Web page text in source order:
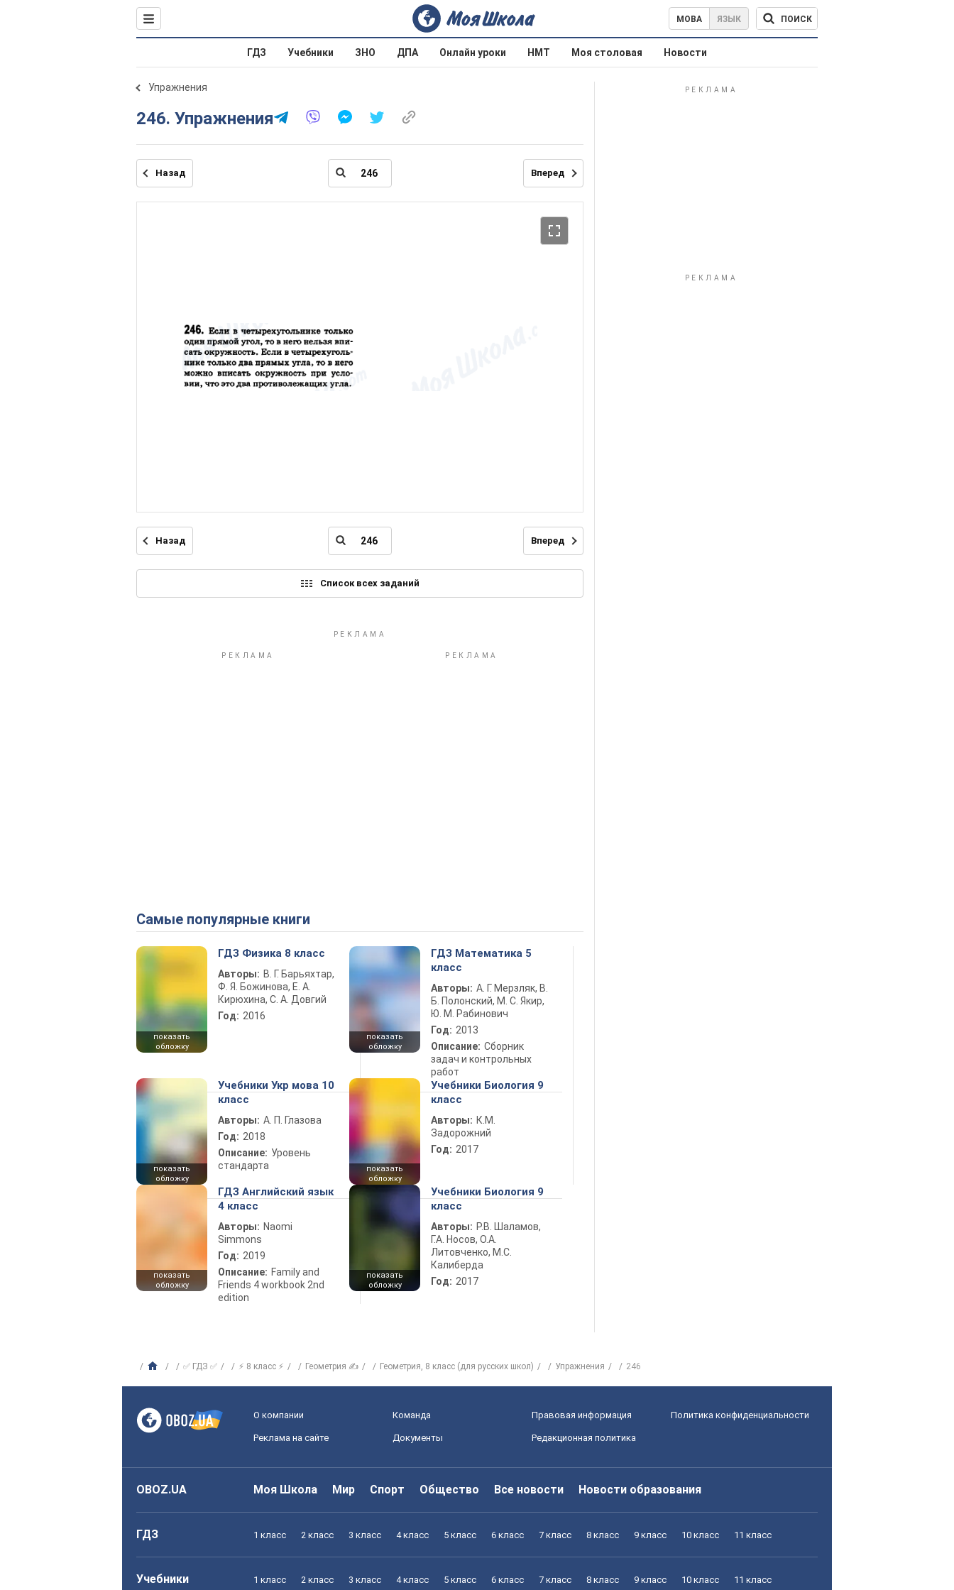
МОВА ЯЗЫК ПОИСК
ГДЗ Учебники ЗНО ДПА Онлайн уроки НМТ Моя столовая Новости
Упражнения
246. Упражнения
Назад Вперед
Назад Вперед
Список всех заданий
Самые популярные книги
показать
обложку
ГДЗ Физика 8 класс
Авторы: В. Г. Барьяхтар,
Ф. Я. Божинова, Е. А.
Кирюхина, С. А. Довгий
Год: 2016
показать
обложку
ГДЗ Математика 5
класс
Авторы: А. Г. Мерзляк, В.
Б. Полонский, М. С. Якир,
Ю. М. Рабинович
Год: 2013
Описание: Сборник
задач и контрольных
работ
показать
обложку
Учебники Укр мова 10
класс
Авторы: А. П. Глазова
Год: 2018
Описание: Уровень
стандарта
показать
обложку
Учебники Биология 9
класс
Авторы: К.М.
Задорожний
Год: 2017
показать
обложку
ГДЗ Английский язык
4 класс
Авторы: Naomi
Simmons
Год: 2019
Описание: Family and
Friends 4 workbook 2nd
edition
показать
обложку
Учебники Биология 9
класс
Авторы: Р.В. Шаламов,
Г.А. Носов, О.А.
Литовченко, М.С.
Калиберда
Год: 2017
✅ ГДЗ ✅ ⚡ 8 класс ⚡ Геометрия ✍ Геометрия, 8 класс (для русских школ) Упражнения 246
О компании Команда Правовая информация Политика конфиденциальности
Реклама на сайте Документы Редакционная политика
OBOZ.UA Моя Школа Мир Спорт Общество Все новости Новости образования
ГДЗ 1 класс 2 класс 3 класс 4 класс 5 класс 6 класс 7 класс 8 класс 9 класс 10 класс 11 класс
Учебники 1 класс 2 класс 3 класс 4 класс 5 класс 6 класс 7 класс 8 класс 9 класс 10 класс 11 класс